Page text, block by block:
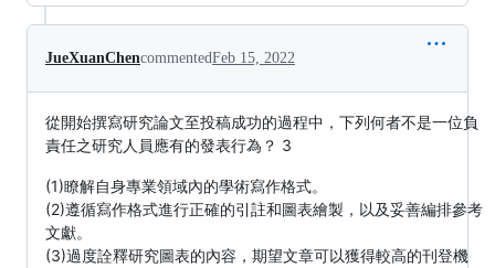
JueXuanChencommentedFeb 15, 2022
從開始撰寫研究論文至投稿成功的過程中，下列何者不是一位負
責任之研究人員應有的發表行為？ 3
(1)瞭解自身專業領域內的學術寫作格式。
(2)遵循寫作格式進行正確的引註和圖表繪製，以及妥善編排參考
文獻。
(3)過度詮釋研究圖表的內容，期望文章可以獲得較高的刊登機